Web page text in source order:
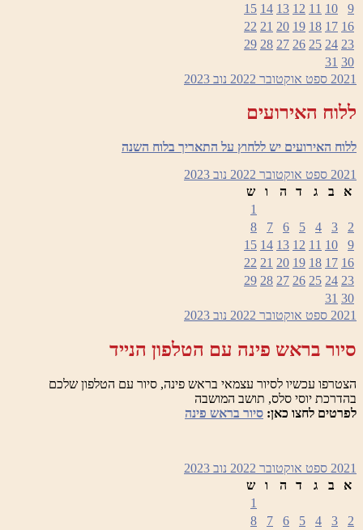
9
10
11
12
13
14
15
16
17
18
19
20
21
22
23
24
25
26
27
28
29
30
31
2021 ספט אוקטובר 2022 נוב 2023
ללוח האירועים
ללוח האירועים יש ללחוץ על התאריך בלוח השנה
2021 ספט אוקטובר 2022 נוב 2023
א
ב ג ד ה ו
ש
1
2
3
4
5
6
7
8
9
10
11
12
13
14
15
16
17
18
19
20
21
22
23
24
25
26
27
28
29
30
31
2021 ספט אוקטובר 2022 נוב 2023
סיור בראש פינה עם הטלפון הנייד
הצטרפו עכשיו לסיור עצמאי בראש פינה, סיור עם הטלפון שלכם
בהדרכת יוסי סלס, תושב המושבה
לפרטים לחצו כאן: סיור בראש פינה
2021 ספט אוקטובר 2022 נוב 2023
א
ב ג ד ה ו
ש
1
2
3
4
5
6
7
8